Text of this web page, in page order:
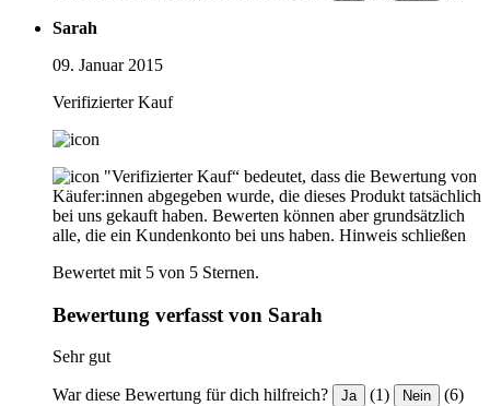
Sarah
09. Januar 2015
Verifizierter Kauf
"Verifizierter Kauf“ bedeutet, dass die Bewertung von
Käufer:innen abgegeben wurde, die dieses Produkt tatsächlich
bei uns gekauft haben. Bewerten können aber grundsätzlich
alle, die ein Kundenkonto bei uns haben. Hinweis schließen
Bewertet mit 5 von 5 Sternen.
Bewertung verfasst von Sarah
Sehr gut
War diese Bewertung für dich hilfreich? Ja (1) Nein (6)